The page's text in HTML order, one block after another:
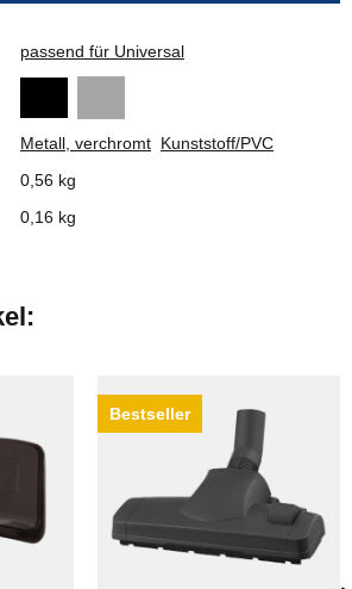
passend für Universal
Metall, verchromt Kunststoff/PVC
0,56 kg
0,16 kg
Bestseller